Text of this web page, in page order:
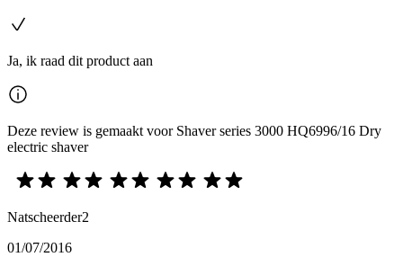
Ja, ik raad dit product aan
Deze review is gemaakt voor Shaver series 3000 HQ6996/16 Dry
electric shaver
Natscheerder2
01/07/2016